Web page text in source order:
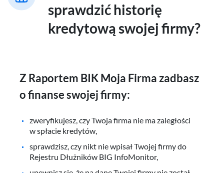
sprawdzić historię
kredytową swojej firmy?
Z Raportem BIK Moja Firma zadbasz
o finanse swojej firmy:
zweryfikujesz, czy Twoja firma nie ma zaległości
w spłacie kredytów,
sprawdzisz, czy nikt nie wpisał Twojej firmy do
Rejestru Dłużników BIG InfoMonitor,